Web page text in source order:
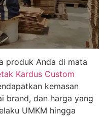
produk Anda di mata
Kardus Custom
kemasan
brand, dan harga yang
UMKM hingga